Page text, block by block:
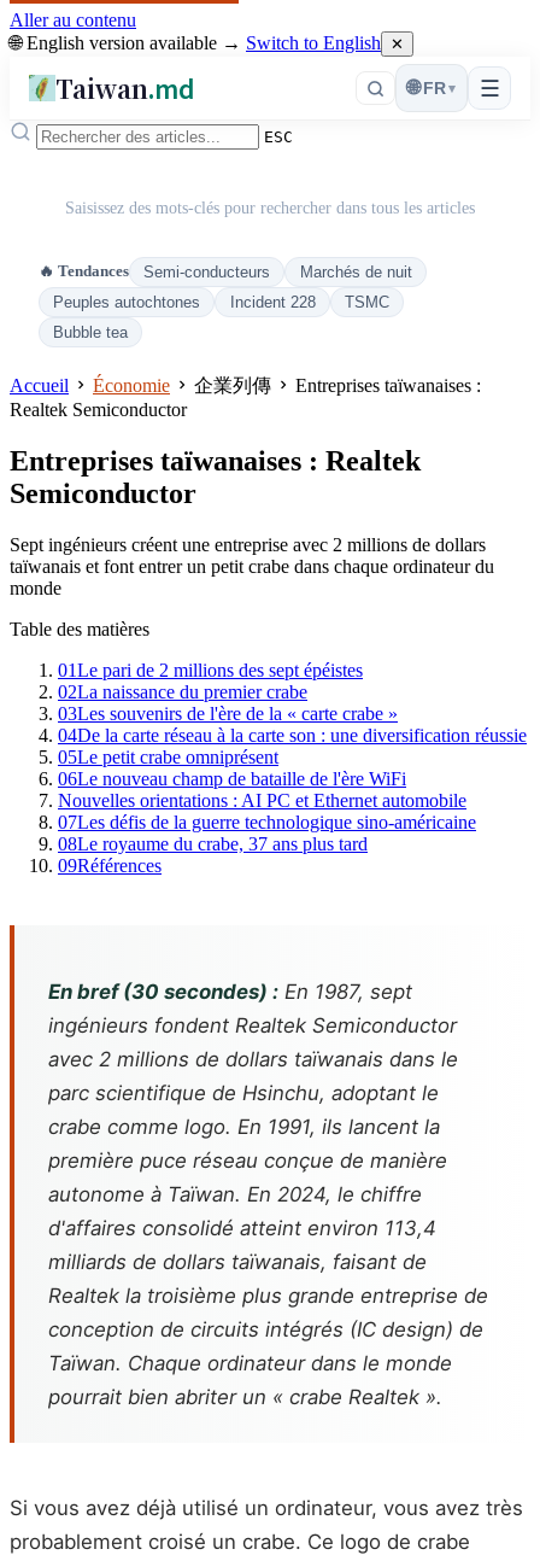
Aller au contenu
🌐 English version available → Switch to English ✕
Taiwan.md ☰
🌐 FR ▾
ESC
Saisissez des mots-clés pour rechercher dans tous les articles
🔥 Tendances Semi-conducteurs
Marchés de nuit
Peuples autochtones
Incident 228
TSMC
Bubble tea
Accueil Économie 企業列傳
Entreprises taïwanaises :
Realtek Semiconductor
Entreprises taïwanaises : Realtek
Semiconductor
Sept ingénieurs créent une entreprise avec 2 millions de dollars
taïwanais et font entrer un petit crabe dans chaque ordinateur du
monde
Table des matières
01Le pari de 2 millions des sept épéistes
02La naissance du premier crabe
03Les souvenirs de l'ère de la « carte crabe »
04De la carte réseau à la carte son : une diversification réussie
05Le petit crabe omniprésent
06Le nouveau champ de bataille de l'ère WiFi
Nouvelles orientations : AI PC et Ethernet automobile
07Les défis de la guerre technologique sino-américaine
08Le royaume du crabe, 37 ans plus tard
09Références
En bref (30 secondes) : En 1987, sept
ingénieurs fondent Realtek Semiconductor
avec 2 millions de dollars taïwanais dans le
parc scientifique de Hsinchu, adoptant le
crabe comme logo. En 1991, ils lancent la
première puce réseau conçue de manière
autonome à Taïwan. En 2024, le chiffre
d'affaires consolidé atteint environ 113,4
milliards de dollars taïwanais, faisant de
Realtek la troisième plus grande entreprise de
conception de circuits intégrés (IC design) de
Taïwan. Chaque ordinateur dans le monde
pourrait bien abriter un « crabe Realtek ».
Si vous avez déjà utilisé un ordinateur, vous avez très
probablement croisé un crabe. Ce logo de crabe